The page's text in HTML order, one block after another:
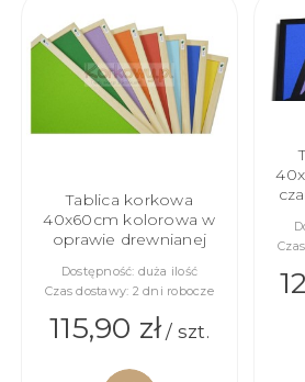
KOSZYKA
Tablica korkowa
40x60cm kolorowa w
oprawie drewnianej
Dostępność: duża ilość
Czas dostawy: 2 dni robocze
115,90 zł/ szt.